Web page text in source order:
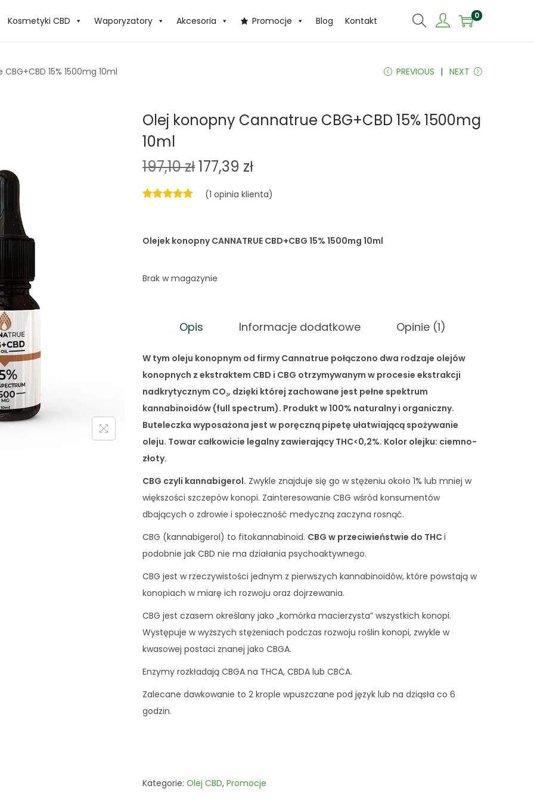
Kosmetyki CBD Waporyzatory Akcesoria Promocje Blog Kontakt 0
15% 1500mg 10ml PREVIOUS NEXT
Olej konopny Cannatrue CBG+CBD 15% 1500mg
10ml
197,10złP
e
o
n
e
a
w
y
n
o
s
ł
a
:
1
9
,
1
0
z
ł
177,39 złA
t
a
l
n
a
w
y
n
o
s
i
1
7
7
,
3
z
ł
.
(1 opinia klienta)
Olejek konopnyCANNATRUE CBD+CBG 15% 1500mg 10ml
Brak w magazynie
Opis Informacje dodatkowe Opinie (1)
W tym oleju konopnym od firmy Cannatrue połączono dwa rodzaje olejów
konopnych z ekstraktem CBD i CBG otrzymywanym w procesie ekstrakcji
nadkrytycznym CO₂, dzięki której zachowane jest pełne spektrum
kannabinoidów (full spectrum). Produkt w 100% naturalny i organiczny.
Buteleczka wyposażona jest w poręczną pipetę ułatwiającą spożywanie
oleju. Towar całkowicie legalny zawierający THC<0,2%. Kolor olejku: ciemno-
złoty.
CBG czyli kannabigerol. Zwykle znajduje się go w stężeniu około 1% lub mniej w
większości szczepów konopi. Zainteresowanie CBG wśród konsumentów
dbających o zdrowie i społeczność medyczną zaczyna rosnąć.
CBG (kannabigerol) to fitokannabinoid. CBG w przeciwieństwie do THCi
podobnie jak CBD nie ma działania psychoaktywnego.
CBG jest w rzeczywistości jednym z pierwszych kannabinoidów, które powstają w
konopiach w miarę ich rozwoju oraz dojrzewania.
CBG jest czasem określany jako „komórka macierzysta” wszystkich konopi.
Występuje w wyższych stężeniach podczas rozwoju roślin konopi, zwykle w
kwasowej postaci znanej jako CBGA.
Enzymy rozkładają CBGA na THCA, CBDA lub CBCA.
Zalecane dawkowanie to 2 krople wpuszczane pod język lub na dziąsła co 6
godzin.
Kategorie: Olej CBD, Promocje